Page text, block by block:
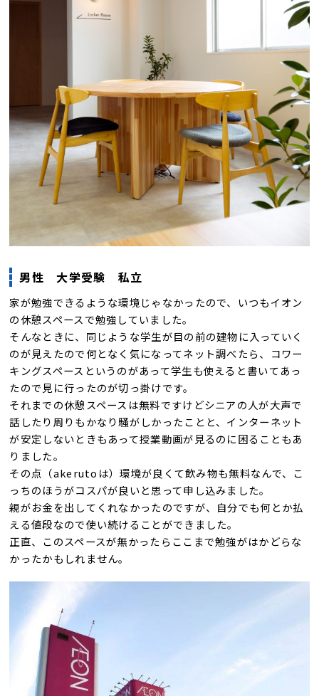
男性 大学受験 私立
家が勉強できるような環境じゃなかったので、いつもイオン
の休憩スペースで勉強していました。
そんなときに、同じような学生が目の前の建物に入っていく
のが見えたので何となく気になってネット調べたら、コワー
キングスペースというのがあって学生も使えると書いてあっ
たので見に行ったのが切っ掛けです。
それまでの休憩スペースは無料ですけどシニアの人が大声で
話したり周りもかなり騒がしかったことと、インターネット
が安定しないときもあって授業動画が見るのに困ることもあ
りました。
その点（akerutoは）環境が良くて飲み物も無料なんで、こ
っちのほうがコスパが良いと思って申し込みました。
親がお金を出してくれなかったのですが、自分でも何とか払
える値段なので使い続けることができました。
正直、このスペースが無かったらここまで勉強がはかどらな
かったかもしれません。